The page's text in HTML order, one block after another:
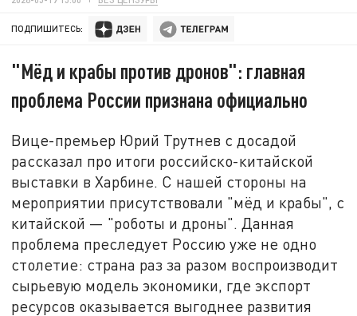
ПОДПИШИТЕСЬ:
"Мёд и крабы против дронов": главная
проблема России признана официально
Вице-премьер Юрий Трутнев с досадой
рассказал про итоги российско-китайской
выставки в Харбине. С нашей стороны на
мероприятии присутствовали "мёд и крабы", с
китайской — "роботы и дроны". Данная
проблема преследует Россию уже не одно
столетие: страна раз за разом воспроизводит
сырьевую модель экономики, где экспорт
ресурсов оказывается выгоднее развития